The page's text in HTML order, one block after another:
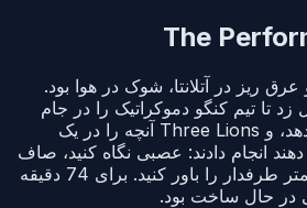
The
ریز در آتلانتا، شوک در هوا بود.
زد تا تیم کنگو دموکراتیک را در جام
جهانی جلو انگلیس قرار دهد، و Three Lions آنچه را در یک
انجام دادند: عصبی نگاه کنید، صاف
بازی کنید، و یک طرف کمتر طرفدار را باور کنید. برای 74 دقیقه
در حال ساخت بود.